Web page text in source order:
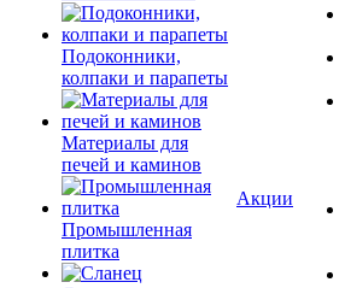
Подоконники,
колпаки и парапеты
Материалы для
печей и каминов
Промышленная
плитка
Акции